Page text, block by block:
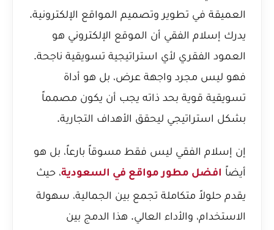
العميقة في تطوير وتصميم المواقع الإلكترونية.
يدرك إسلام الفقي أن الموقع الإلكتروني هو
العمود الفقري لأي استراتيجية تسويقية ناجحة.
فهو ليس مجرد واجهة عرض، بل هو أداة
تسويقية قوية بحد ذاته يجب أن يكون مصمماً
بشكل استراتيجي ليحقق الأهداف التجارية.
إن إسلام الفقي ليس فقط مسوقاً بارعاً، بل هو
أيضاً افضل مطور مواقع في السعودية، حيث
يقدم حلولاً متكاملة تجمع بين الجمالية، سهولة
الاستخدام، والأداء العالي. هذا الدمج بين